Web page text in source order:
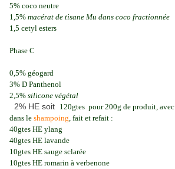
5% coco neutre
1,5% macérat de tisane Mu dans coco fractionnée
1,5 cetyl esters
Phase C
0,5% géogard
3% D Panthenol
2,5% silicone végétal
2% HE soit 120gtes pour 200g de produit,
dans le shampoing, fait et refait :
40gtes HE ylang
40gtes HE lavande
10gtes HE sauge sclarée
10gtes HE romarin à verbenone